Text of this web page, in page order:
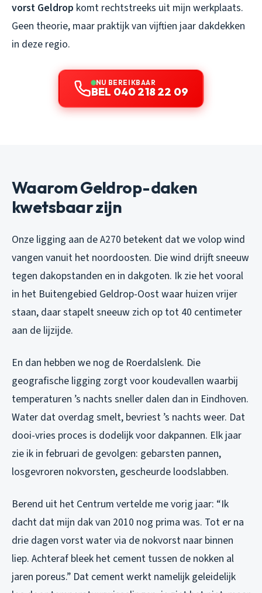
vorst Geldrop komt rechtstreeks uit mijn werkplaats.
Geen theorie, maar praktijk van vijftien jaar dakdekken
in deze regio.
NU BEREIKBAAR
BEL 040 218 22 09
Waarom Geldrop-daken
kwetsbaar zijn
Onze ligging aan de A270 betekent dat we volop wind
vangen vanuit het noordoosten. Die wind drijft sneeuw
tegen dakopstanden en in dakgoten. Ik zie het vooral
in het Buitengebied Geldrop-Oost waar huizen vrijer
staan, daar stapelt sneeuw zich op tot 40 centimeter
aan de lijzijde.
En dan hebben we nog de Roerdalslenk. Die
geografische ligging zorgt voor koudevallen waarbij
temperaturen ’s nachts sneller dalen dan in Eindhoven.
Water dat overdag smelt, bevriest ’s nachts weer. Dat
dooi-vries proces is dodelijk voor dakpannen. Elk jaar
zie ik in februari de gevolgen: gebarsten pannen,
losgevroren nokvorsten, gescheurde loodslabben.
Berend uit het Centrum vertelde me vorig jaar: “Ik
dacht dat mijn dak van 2010 nog prima was. Tot er na
drie dagen vorst water via de nokvorst naar binnen
liep. Achteraf bleek het cement tussen de nokken al
jaren poreus.” Dat cement werkt namelijk geleidelijk